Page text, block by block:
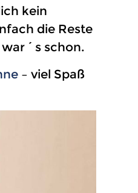
kein
die Reste
schon.
– viel Spaß